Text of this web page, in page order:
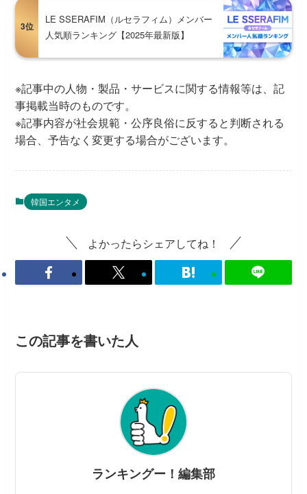
3位
LE SSERAFIM（ルセラフィム）メンバー
人気順ランキング【2025年最新版】
※記事中の人物・製品・サービスに関する情報等は、記
事掲載当時のものです。
※記事内容が社会規範・公序良俗に反すると判断される
場合、予告なく変更する場合がございます。
韓国エンタメ
よかったらシェアしてね！
この記事を書いた人
ランキングー！編集部